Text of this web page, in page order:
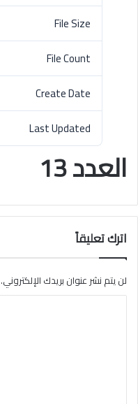
File Size
File Count
Create Date
Last Updated
العدد 13
اترك تعليقاً
لن يتم نشر عنوان بريدك الإلكتروني.